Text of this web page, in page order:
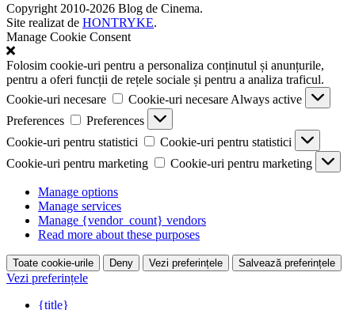
Copyright 2010-2026 Blog de Cinema.
Site realizat de HONTRYKE.
Manage Cookie Consent
Folosim cookie-uri pentru a personaliza conținutul și anunțurile,
pentru a oferi funcții de rețele sociale și pentru a analiza traficul.
Cookie-uri necesare
Cookie-uri necesare Always active
Preferences
Preferences
Cookie-uri pentru statistici
Cookie-uri pentru statistici
Cookie-uri pentru marketing
Cookie-uri pentru marketing
Manage options
Manage services
Manage {vendor_count} vendors
Read more about these purposes
Toate cookie-urile Deny Vezi preferințele Salvează preferințele
Vezi preferințele
{title}